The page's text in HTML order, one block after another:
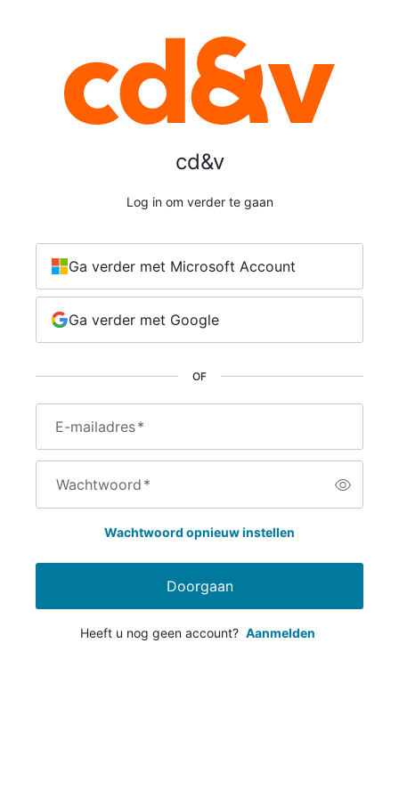
cd&v
Log in om verder te gaan
E-mailadres*
Wachtwoord*
Wachtwoord opnieuw instellen
Doorgaan
Heeft u nog geen account? Aanmelden
OF
Ga verder met Microsoft Account
Ga verder met Google